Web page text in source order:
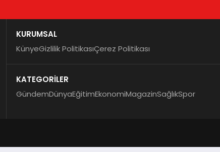
KURUMSAL
KünyeGizlilik PolitikasıÇerez Politikası
KATEGORİLER
GündemDünyaEğitimEkonomiMagazinSağlıkSpor